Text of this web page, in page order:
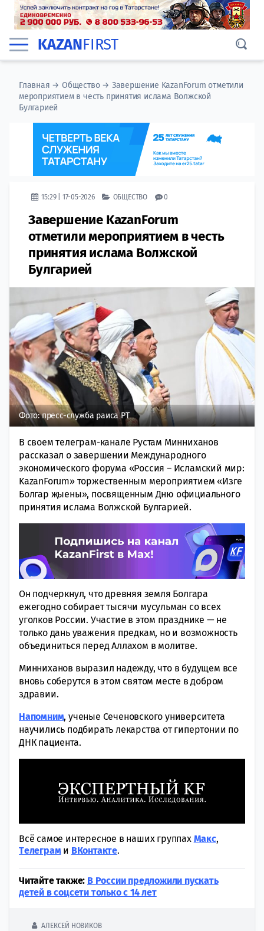
KAZANFIRST
Главная →Общество→ Завершение KazanForum отметили
мероприятием в честь принятия ислама Волжской
Булгарией
15:29 | 17-05-2026 ОБЩЕСТВО 0
Завершение KazanForum
отметили мероприятием в честь
принятия ислама Волжской
Булгарией
Фото: пресс-служба раиса РТ
В своем телеграм-канале Рустам Минниханов
рассказал о завершении Международного
экономического форума «Россия – Исламский мир:
KazanForum» торжественным мероприятием «Изге
Болгар җыены», посвященным Дню официального
принятия ислама Волжской Булгарией.
Он подчеркнул, что древняя земля Болгара
ежегодно собирает тысячи мусульман со всех
уголков России. Участие в этом празднике — не
только дань уважения предкам, но и возможность
объединиться перед Аллахом в молитве.
Минниханов выразил надежду, что в будущем все
вновь соберутся в этом святом месте в добром
здравии.
Напомним, ученые Сеченовского университета
научились подбирать лекарства от гипертонии по
ДНК пациента.
Всё самое интересное в наших группах Макс,
Tелеграми ВКонтакте.
Читайте также: В России предложили пускать
детей в соцсети только с 14 лет
АЛЕКСЕЙ НОВИКОВ